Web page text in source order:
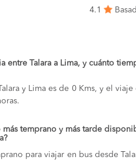
4.1
entre Talara a Lima, y cuánto
y Lima es de 0 Kms, y el
más temprano y más tarde
para viajar en bus desde